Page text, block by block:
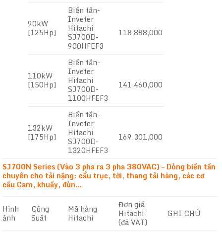
90kW
[125Hp]
Biến tần-
Inveter
Hitachi
SJ700D-
900HFEF3
118,888,000
110kW
[150Hp]
Biến tần-
Inveter
Hitachi
SJ700D-
1100HFEF3
141,460,000
132kW
[175Hp]
Biến tần-
Inveter
Hitachi
SJ700D-
1320HFEF3
169,301,000
SJ700N Series (Vào 3 pha ra 3 pha 380VAC) – Dòng biến tần
chuyên cho tải nặng: cẩu trục, tời, thang tải hàng, các cơ
cấu Cam, khuấy, đùn…
Hình
ảnh
Công
Suất
Mã hàng
Hitachi
Đơn giá
Hitachi
(đã VAT)
GHI CHÚ